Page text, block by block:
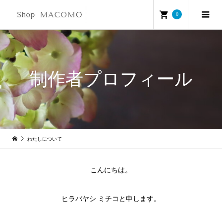
0
制作者プロフィール
わたしについて
こんにちは。
ヒラバヤシ ミチコと申します。